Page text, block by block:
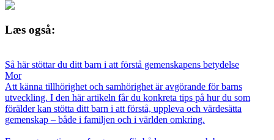
Læs også:
Så här stöttar du ditt barn i att förstå gemenskapens betydelse
Mor
Att känna tillhörighet och samhörighet är avgörande för barns
utveckling. I den här artikeln får du konkreta tips på hur du som
förälder kan stötta ditt barn i att förstå, uppleva och värdesätta
gemenskap – både i familjen och i världen omkring.